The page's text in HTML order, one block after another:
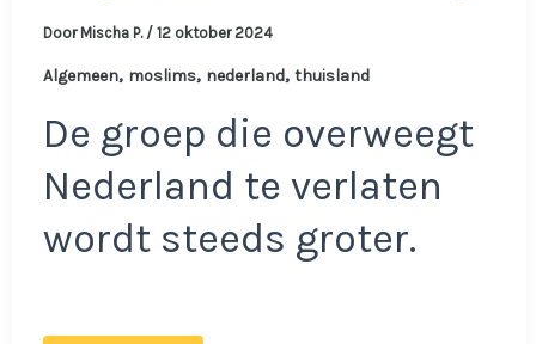
Door Mischa P. / 12 oktober 2024
Algemeen, moslims, nederland, thuisland
De groep die overweegt
Nederland te verlaten
wordt steeds groter.